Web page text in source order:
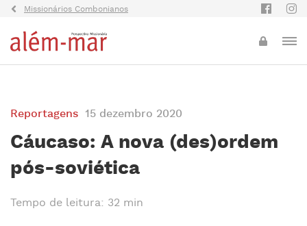
Missionários Combonianos
Reportagens 15 dezembro 2020
Cáucaso: A nova (des)ordem
pós-soviética
Tempo de leitura: 32 min